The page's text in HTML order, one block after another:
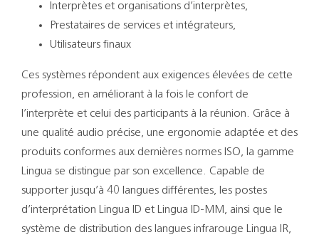
Interprètes et organisations d’interprètes,
Prestataires de services et intégrateurs,
Utilisateurs finaux
Ces systèmes répondent aux exigences élevées de cette
profession, en améliorant à la fois le confort de
l’interprète et celui des participants à la réunion. Grâce à
une qualité audio précise, une ergonomie adaptée et des
produits conformes aux dernières normes ISO, la gamme
Lingua se distingue par son excellence. Capable de
supporter jusqu’à 40 langues différentes, les postes
d’interprétation Lingua ID et Lingua ID-MM, ainsi que le
système de distribution des langues infrarouge Lingua IR,